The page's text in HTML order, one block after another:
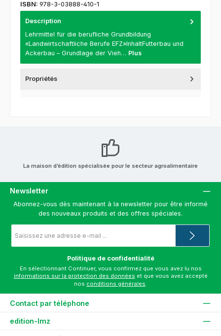
ISBN: 978-3-03888-410-1
Description
Lehrmittel für die berufliche Grundbildung
«Landwirtschaftliche Berufe EFZ»InhaltFutterbau und
Ackerbau – Grundlage der Vieh… Plus
Propriétés
La maison d’édition spécialisée pour le secteur agroalimentaire
Newsletter
Abonnez-vous dès maintenant à la newsletter pour être informé
des nouveaux produits et des offres spéciales.
e-
*
Politique de confidentialité
informations sur la protection des données et que vous avez accepté
nos conditions générales
Contact par téléphone
edition-lmz